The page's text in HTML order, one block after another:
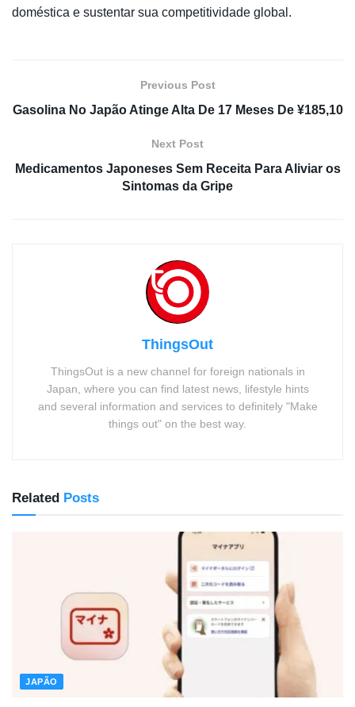
doméstica e sustentar sua competitividade global.
Previous Post
Gasolina No Japão Atinge Alta De 17 Meses De ¥185,10
Next Post
Medicamentos Japoneses Sem Receita Para Aliviar os
Sintomas da Gripe
ThingsOut
ThingsOut is a new channel for foreign nationals in
Japan, where you can find latest news, lifestyle hints
and several information and services to definitely "Make
things out" on the best way.
Related Posts
JAPÃO